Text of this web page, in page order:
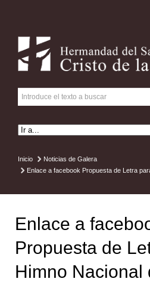
Inicio
Noticias de Galera
Enlace a facebook Propuesta de Letra
Enlace a
Propuesta de
Himno Nacional